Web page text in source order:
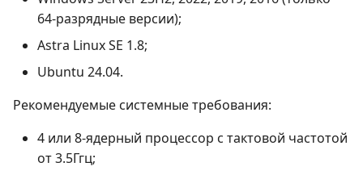
64-разрядные версии);
Astra Linux SE 1.8;
Ubuntu 24.04.
Рекомендуемые системные требования:
4 или 8-ядерный процессор с тактовой частотой
от 3.5Ггц;